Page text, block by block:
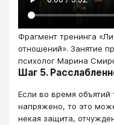
Фрагмент тренинга
отношений». Занятие
психолог Марина
Шаг 5.
Если во время объятий
напряжено, то это
некая защита,